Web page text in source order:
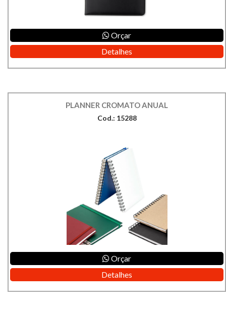
Orçar
Detalhes
PLANNER CROMATO ANUAL
Cod.: 15288
Orçar
Detalhes